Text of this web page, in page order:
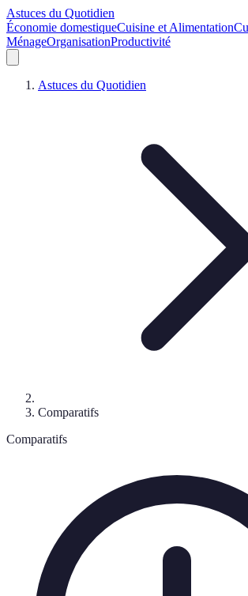
Astuces du Quotidien
Économie domestiqueCuisine et Alimentation
MénageOrganisationProductivité
Astuces du Quotidien
Comparatifs
Comparatifs